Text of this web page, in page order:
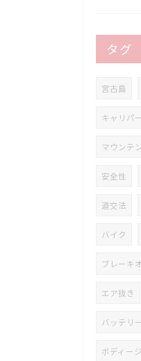
タグ
宮古島
キャリパ
マウンテ
安全性
道交法
バイク
ブレーキ
エア抜き
バッテリー
ボディー